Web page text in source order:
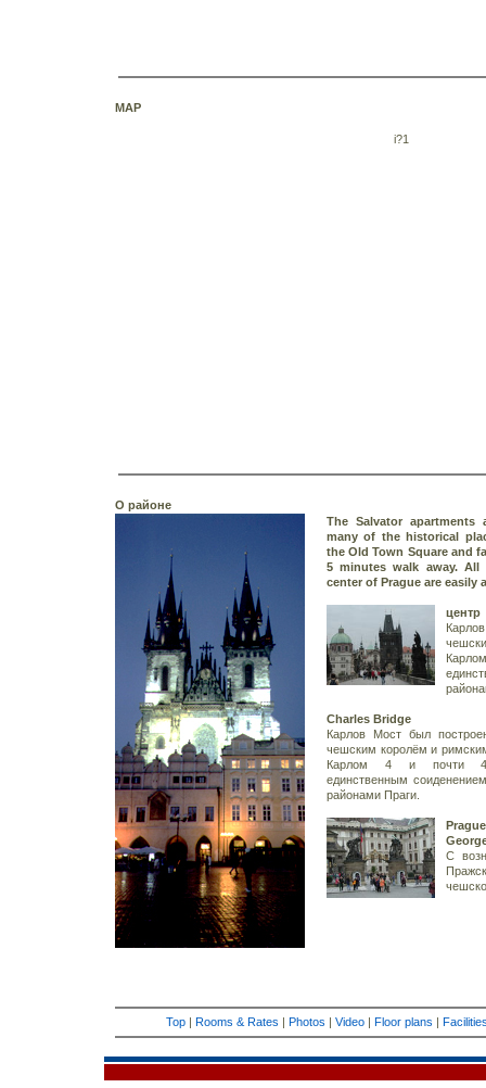
MAP
i?1
О районе
The Salvator apartments
many of the historical
the Old Town Square and
5 minutes walk away.
center of Prague are easily
центр
Charles Bridge
Карлов Мост был
чешским королём и
Карлом 4 и почти
единственным
районами Праги.
С
Top Rooms & Rates Photos Video Floor plans